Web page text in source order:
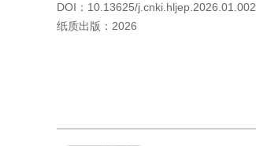
DOI： 10.13625/j.cnki.hljep.2026.01.002
纸质出版： 2026